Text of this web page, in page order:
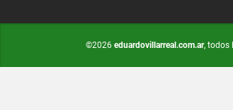
©2026 eduardovillarreal.com.ar, todos